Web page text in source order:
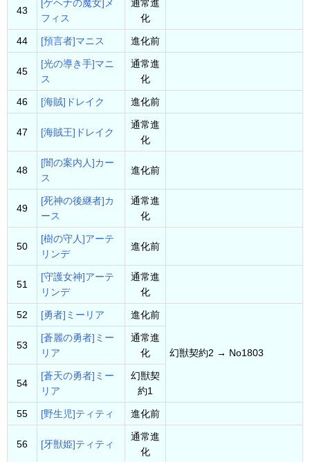
43
[ゲヘナの魔女]メ
フィス
通常進
化
44 [預言者]マニス 進化前
45
[光の導き手]マニ
ス
通常進
化
46 [海賊]ドレイク 進化前
47 [海賊王]ドレイク
通常進
化
48
[闇の案内人]カー
ス
進化前
49
[死神の後継者]カ
ース
通常進
化
50
[樹の守人]アーテ
リンデ
進化前
51
[守護女神]アーテ
リンデ
通常進
化
52 [勇者]ミーリア 進化前
幻獣契約2 → No1803
53
[蒼麗の勇者]ミー
リア
通常進
化
54
[蒼天の勇者]ミー
リア
幻獣契
約1
55 [野生児]ティティ 進化前
56 [牙獣姫]ティティ
通常進
化